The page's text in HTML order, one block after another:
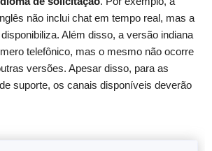
não inclui chat em tempo real, mas a
Além disso, a versão indiana
telefônico, mas o mesmo não ocorre
versões. Apesar disso, para as
suporte, os canais disponíveis deverão